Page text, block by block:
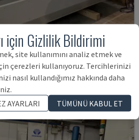
6.000 SAAT
için Gizlilik Bildirimi
site kullanımını analiz etmek ve
çerezleri kullanıyoruz. Tercihlerinizi
nasıl kullandığımız hakkında daha
AYARLARI
TÜMÜNÜ KABUL ET